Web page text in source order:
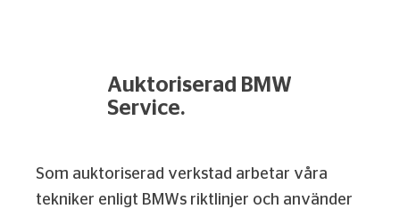
Auktoriserad BMW
Service.
Som auktoriserad verkstad arbetar våra
tekniker enligt BMWs riktlinjer och använder